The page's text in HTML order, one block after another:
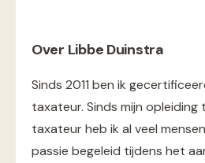
Over Libbe Duinstra
Sinds 2011 ben ik
taxateur. Sinds mijn
taxateur heb ik al veel
passie begeleid tijdens het